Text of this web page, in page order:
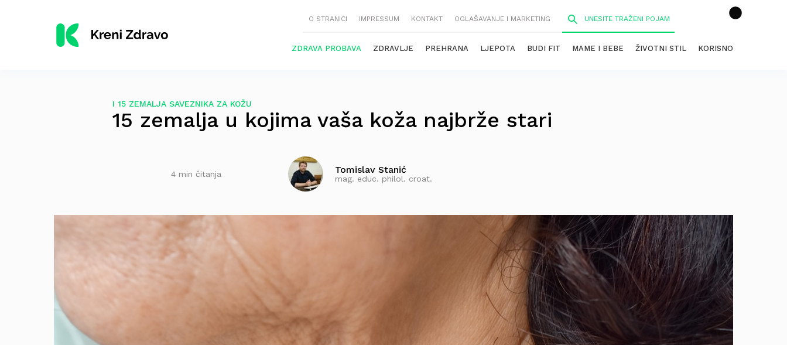
O STRANICI IMPRESSUM KONTAKT OGLAŠAVANJE I MARKETING
ZDRAVA PROBAVA ZDRAVLJE PREHRANA LJEPOTA BUDI FIT MAME I BEBE ŽIVOTNI STIL KORISNO
I 15 ZEMALJA SAVEZNIKA ZA KOŽU
15 zemalja u kojima vaša koža najbrže stari
4 min čitanja Tomislav Stanić
mag. educ. philol. croat.